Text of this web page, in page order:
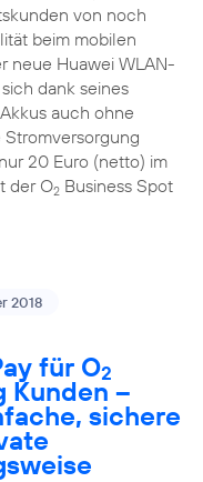
von noch
beim mobilen
neue Huawei WLAN-
dank seines
auch ohne
20 Euro (netto) im
der O2Business Spot
2018
für O2
Kunden –
sichere